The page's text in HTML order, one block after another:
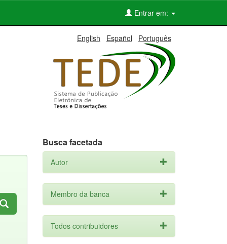
Entrar em:
English Español Português
Busca facetada
Autor
Membro da banca
Todos contribuidores